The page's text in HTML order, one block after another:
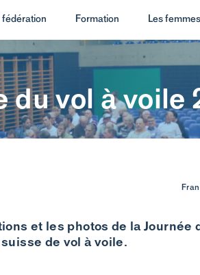
fédération Formation Les
du vol à voile
et les photos de la Journée
de vol à voile.